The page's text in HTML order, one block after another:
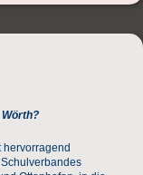
hervorragend